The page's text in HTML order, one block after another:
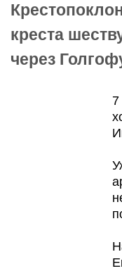
креста
через